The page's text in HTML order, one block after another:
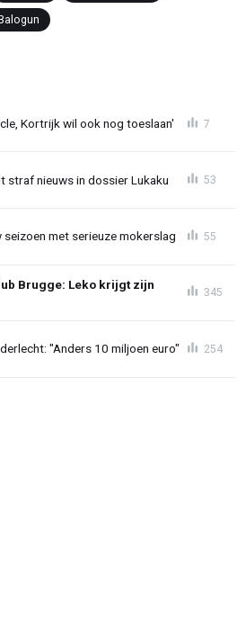
Kortrijk wil ook nog toeslaan' 7
straf nieuws in dossier Lukaku 53
met serieuze mokerslag 55
Brugge: Leko krijgt zijn
345
"Anders 10 miljoen euro" 254